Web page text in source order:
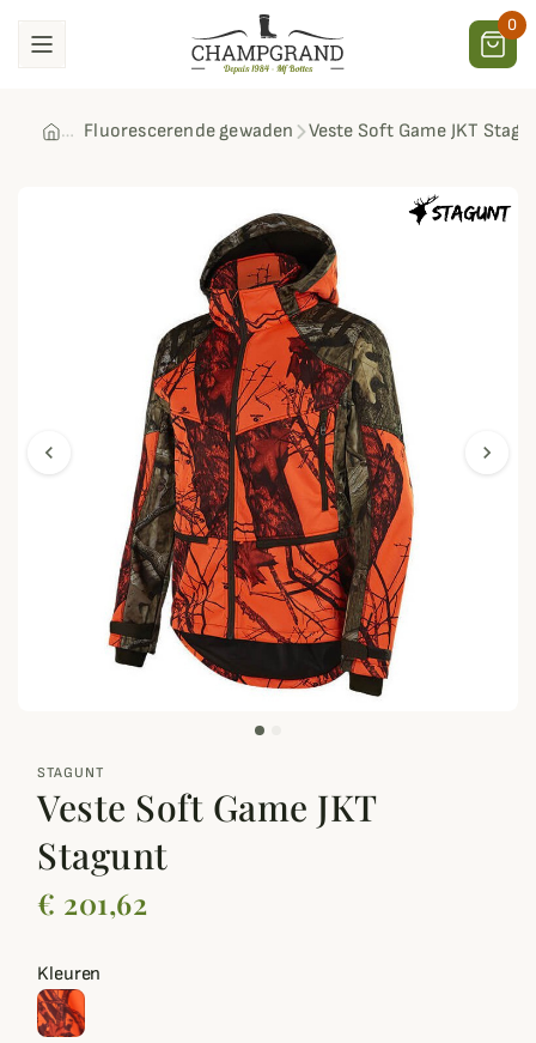
0
Fluorescerende gewaden Veste Soft Game JKT
chevron_left
zoom_out_map
chevron_right
STAGUNT
Veste Soft Game JKT
Stagunt
€ 201,62
Kleuren